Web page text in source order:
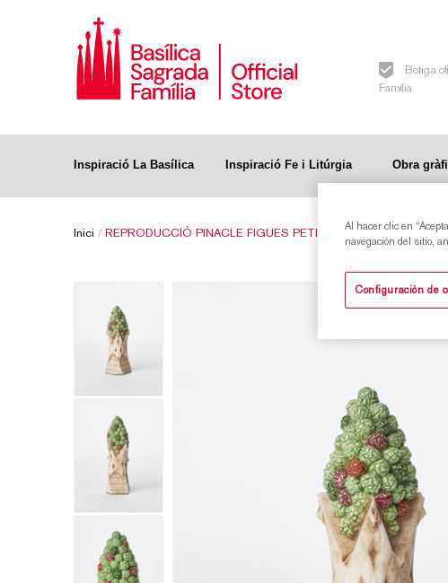
Botiga
Família
Inspiració La Basílica Inspiració Fe i Litúrgia Obra
Inici / REPRODUCCIÓ PINACLE FIGUES PETIT ARTBONA
Al hacer clic en
navegación del sitio,
Configuración de